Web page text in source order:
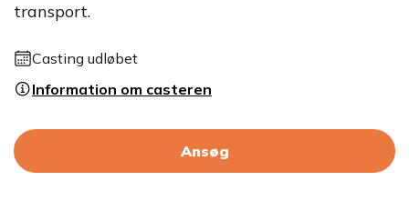
transport.
Casting udløbet
Information om casteren
Ansøg